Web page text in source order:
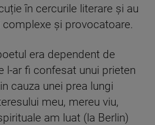
în cercurile literare și au
și provocatoare.
era dependent de
l-ar fi confesat unui prieten
cauza unei prea lungi
meu, mereu viu,
am luat (la Berlin)